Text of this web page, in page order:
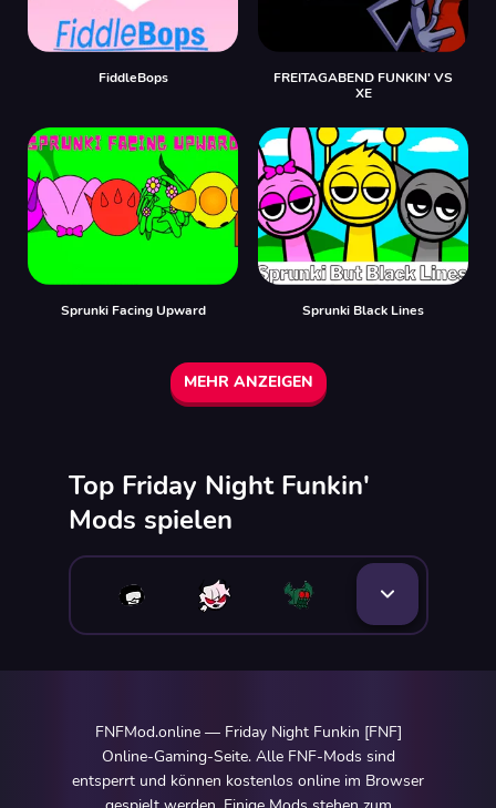
FiddleBops
FREITAGABEND FUNKIN' VS
XE
Sprunki Facing Upward Sprunki Black Lines
MEHR ANZEIGEN
Top Friday Night Funkin'
Mods spielen
FNFMod.online — Friday Night Funkin [FNF]
Online-Gaming-Seite. Alle FNF-Mods sind
entsperrt und können kostenlos online im Browser